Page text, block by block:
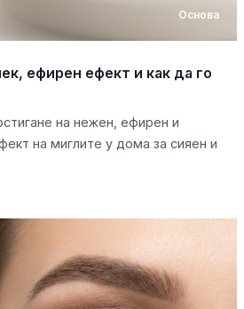
Основа
ефирен ефект и как да го
на нежен, ефирен и
на миглите у дома за сияен и